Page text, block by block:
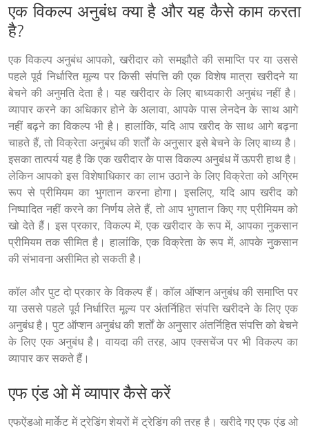
एक विकल्प अनुबंध क्या है और यह कैसे काम करता
है?
एक विकल्प अनुबंध आपको, खरीदार को समझौते की समाप्ति पर या उससे
पहले पूर्व निर्धारित मूल्य पर किसी संपत्ति की एक विशेष मात्रा खरीदने या
बेचने की अनुमति देता है। यह खरीदार के लिए बाध्यकारी अनुबंध नहीं है।
व्यापार करने का अधिकार होने के अलावा, आपके पास लेनदेन के साथ आगे
नहीं बढ़ने का विकल्प भी है। हालांकि, यदि आप खरीद के साथ आगे बढ़ना
चाहते हैं, तो विक्रेता अनुबंध की शर्तों के अनुसार इसे बेचने के लिए बाध्य है।
इसका तात्पर्य यह है कि एक खरीदार के पास विकल्प अनुबंध में ऊपरी हाथ है।
लेकिन आपको इस विशेषाधिकार का लाभ उठाने के लिए विक्रेता को अग्रिम
रूप से प्रीमियम का भुगतान करना होगा। इसलिए, यदि आप खरीद को
निष्पादित नहीं करने का निर्णय लेते हैं, तो आप भुगतान किए गए प्रीमियम को
खो देते हैं। इस प्रकार, विकल्प में, एक खरीदार के रूप में, आपका नुकसान
प्रीमियम तक सीमित है। हालांकि, एक विक्रेता के रूप में, आपके नुकसान
की संभावना असीमित हो सकती है।
कॉल और पुट दो प्रकार के विकल्प हैं। कॉल ऑप्शन अनुबंध की समाप्ति पर
या उससे पहले पूर्व निर्धारित मूल्य पर अंतर्निहित संपत्ति खरीदने के लिए एक
अनुबंध है। पुट ऑप्शन अनुबंध की शर्तों के अनुसार अंतर्निहित संपत्ति को बेचने
के लिए एक अनुबंध है। वायदा की तरह, आप एक्सचेंज पर भी विकल्प का
व्यापार कर सकते हैं।
एफ एंड ओ में व्यापार कैसे करें
एफऐंडओ मार्केट में ट्रेडिंग शेयरों में ट्रेडिंग की तरह है। खरीदे गए एफ एंड ओ